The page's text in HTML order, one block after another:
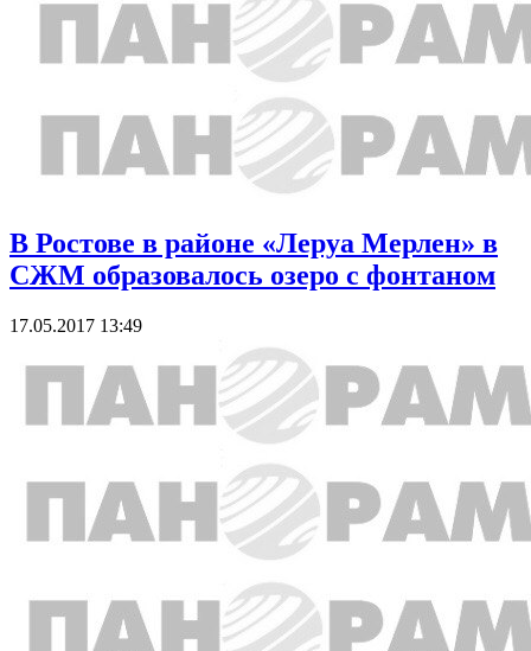
В Ростове в районе «Леруа Мерлен» в
СЖМ образовалось озеро с фонтаном
17.05.2017 13:49